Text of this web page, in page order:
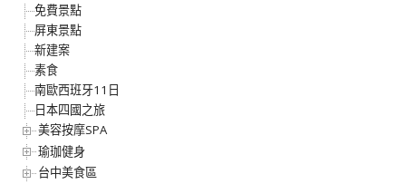
免費景點
屏東景點
新建案
素食
南歐西班牙11日
日本四國之旅
美容按摩SPA
瑜珈健身
台中美食區